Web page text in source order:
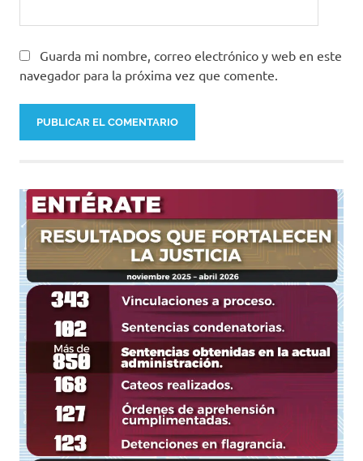
Guarda mi nombre, correo electrónico y web en este
navegador para la próxima vez que comente.